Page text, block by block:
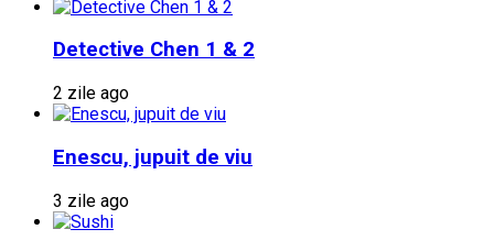
Detective Chen 1 & 2
2 zile ago
Enescu, jupuit de viu
3 zile ago